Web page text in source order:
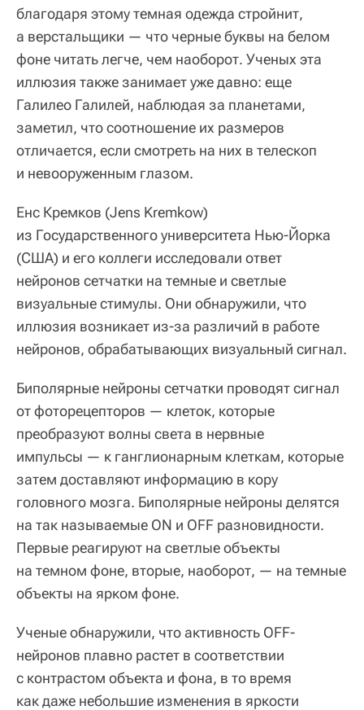
благодаря этому темная одежда стройнит,
а верстальщики — что черные буквы на белом
фоне читать легче, чем наоборот. Ученых эта
иллюзия также занимает уже давно: еще
Галилео Галилей, наблюдая за планетами,
заметил, что соотношение их размеров
отличается, если смотреть на них в телескоп
и невооруженным глазом.
Енс Кремков (Jens Kremkow)
из Государственного университета Нью-Йорка
(США) и его коллеги исследовали ответ
нейронов сетчатки на темные и светлые
визуальные стимулы. Они обнаружили, что
иллюзия возникает из-за различий в работе
нейронов, обрабатывающих визуальный сигнал.
Биполярные нейроны сетчатки проводят сигнал
от фоторецепторов — клеток, которые
преобразуют волны света в нервные
импульсы — к ганглионарным клеткам, которые
затем доставляют информацию в кору
головного мозга. Биполярные нейроны делятся
на так называемые ON и OFF разновидности.
Первые реагируют на светлые объекты
на темном фоне, вторые, наоборот, — на темные
объекты на ярком фоне.
Ученые обнаружили, что активность OFF-
нейронов плавно растет в соответствии
с контрастом объекта и фона, в то время
как даже небольшие изменения в яркости